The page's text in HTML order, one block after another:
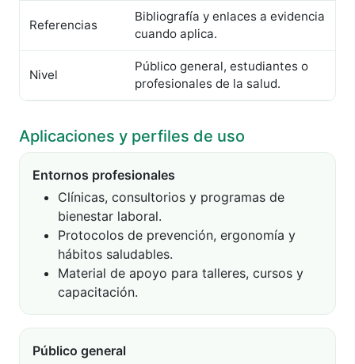
Referencias
Bibliografía y enlaces a evidencia
cuando aplica.
Nivel
Público general, estudiantes o
profesionales de la salud.
Aplicaciones y perfiles de uso
Entornos profesionales
Clínicas, consultorios y programas de
bienestar laboral.
Protocolos de prevención, ergonomía y
hábitos saludables.
Material de apoyo para talleres, cursos y
capacitación.
Público general